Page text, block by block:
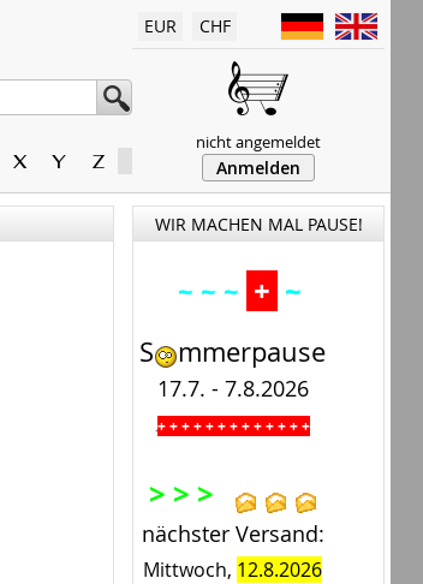
X Y Z
EUR CHF
nicht angemeldet
Anmelden
WIR MACHEN MAL PAUSE!
~ ~ ~ + ~
S mmerpause
17.7. - 7.8.2026
.+ + + + + + + + + + + + +
> > >
nächster Versand:
Mittwoch, 12.8.2026